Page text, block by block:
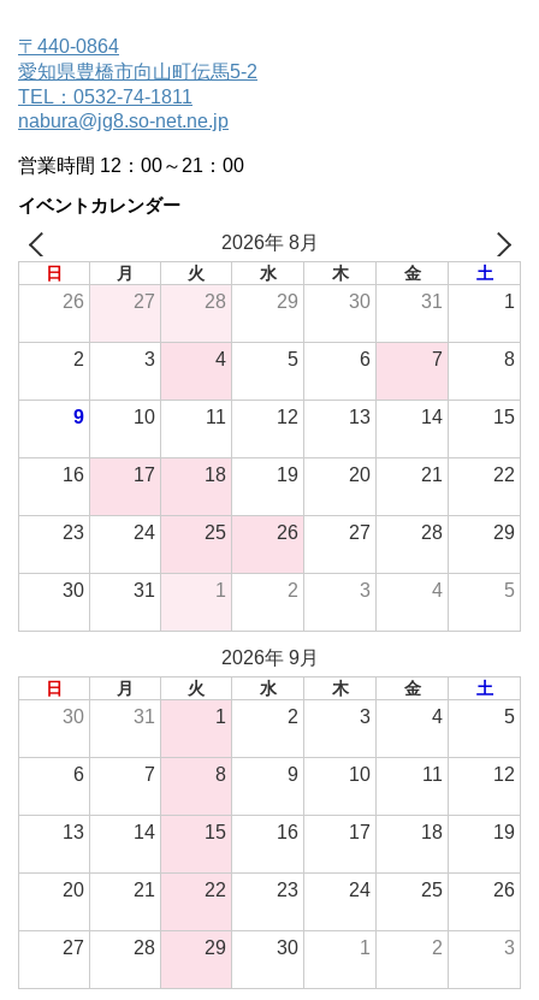
〒440-0864
愛知県豊橋市向山町伝馬5-2
TEL：0532-74-1811
nabura@jg8.so-net.ne.jp
営業時間 12：00～21：00
イベントカレンダー
2026年 8月
日 月 火 水 木 金 土
26 27 28 29 30 31 1
2 3 4 5 6 7 8
9 10 11 12 13 14 15
16 17 18 19 20 21 22
23 24 25 26 27 28 29
30 31 1 2 3 4 5
2026年 9月
日 月 火 水 木 金 土
30 31 1 2 3 4 5
6 7 8 9 10 11 12
13 14 15 16 17 18 19
20 21 22 23 24 25 26
27 28 29 30 1 2 3